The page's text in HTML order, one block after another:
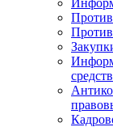
средств